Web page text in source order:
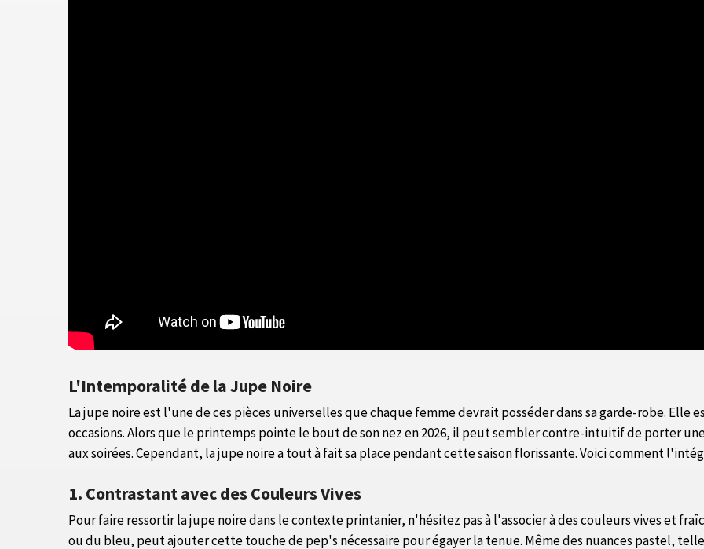
L'Intemporalité de la Jupe Noire
La jupe noire est l'une de ces pièces universelles que chaque femme devrait posséder dans sa garde-robe. Elle
occasions. Alors que le printemps pointe le bout de son nez en 2026, il peut sembler contre-intuitif de porter
aux soirées. Cependant, la jupe noire a tout à fait sa place pendant cette saison florissante. Voici comment
1. Contrastant avec des Couleurs Vives
Pour faire ressortir la jupe noire dans le contexte printanier, n'hésitez pas à l'associer à des couleurs vives et
ou du bleu, peut ajouter cette touche de pep's nécessaire pour égayer la tenue. Même des nuances pastel,